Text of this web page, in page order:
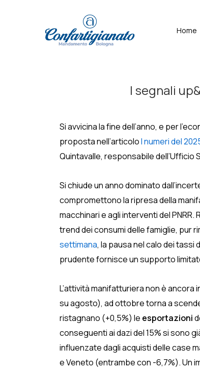
Menù
Home
I segnali
Si avvicina la fine dell’anno, e per
proposta nell’articoloI numeri del
Quintavalle, responsabile
Si chiude un anno dominato
compromettono la ripresa della
macchinari e agli interventi del
trend dei consumi delle famiglie, pur
settimana, la pausa nel calo dei
prudente fornisce un supporto
L’attività manifatturiera non è ancora
su agosto), ad ottobre torna a
ristagnano (+0,5%) le esportazioni
conseguenti ai dazi del 15% si sono
influenzate dagli acquisti delle case
e Veneto (entrambe con -6,7%). Un